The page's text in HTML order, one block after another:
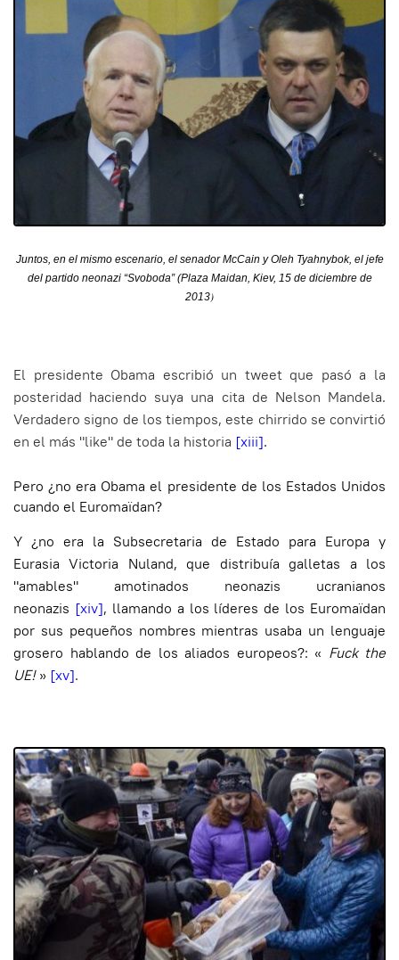
Juntos, en el mismo escenario, el senador McCain y Oleh Tyahnybok, el jefe
del partido neonazi “Svoboda” (Plaza Maidan, Kiev, 15 de diciembre de
2013)
El presidente Obama escribió un tweet que pasó a la
posteridad haciendo suya una cita de Nelson Mandela.
Verdadero signo de los tiempos, este chirrido se convirtió
en el más "like" de toda la historia [xiii].
Pero ¿no era Obama el presidente de los Estados Unidos
cuando el Euromaïdan?
Y ¿no era la Subsecretaria de Estado para Europa y
Eurasia Victoria Nuland, que distribuía galletas a los
"amables" amotinados neonazis ucranianos
neonazis [xiv], llamando a los líderes de los Euromaïdan
por sus pequeños nombres mientras usaba un lenguaje
grosero hablando de los aliados europeos?: « Fuck the
UE!» [xv].